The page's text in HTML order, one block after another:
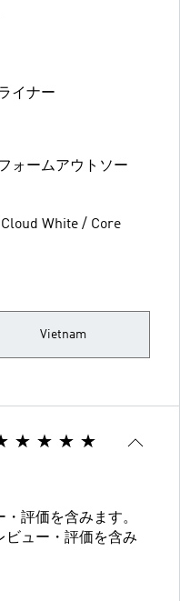
イナー
ォームアウトソー
White / Core
Vietnam
評価を含みます。
ビュー・評価を含み